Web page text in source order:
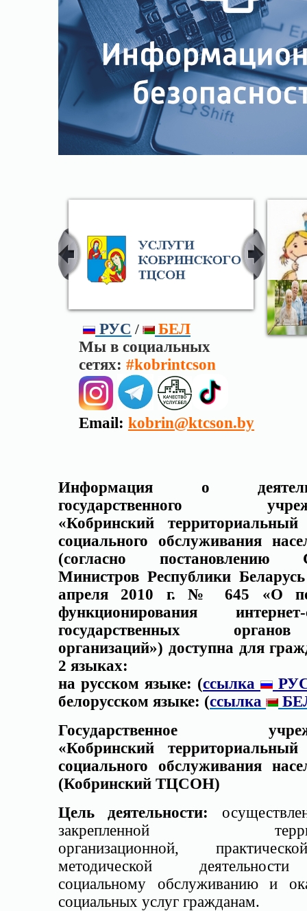
РУС /
БЕЛ
Мы в социальных
сетях: #kobrintcson
Email: kobrin@ktcson.by
Информация о
государственного
«Кобринский территориальный
социального обслуживания
(согласно постановлению
Министров Республики
апреля 2010 г. № 645 «О
функционирования интернет-
государственных
организаций») доступна для
2 языках:
на русском языке: (ссылка
белорусском языке: (ссылка
Государственное
«Кобринский территориальный
социального обслуживания
(Кобринский ТЦСОН)
Цель деятельности:
закрепленной
организационной,
методической
социальному обслуживанию и
социальных услуг гражданам.